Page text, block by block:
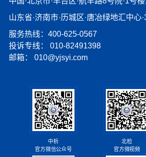
山东省·济南市·历城区·唐冶绿地汇中心
服务热线：400-625-0567
投诉专线： 010-82491398
邮箱： 010@yjsyi.com
中析
官方微信公众号
北检
官方微视频